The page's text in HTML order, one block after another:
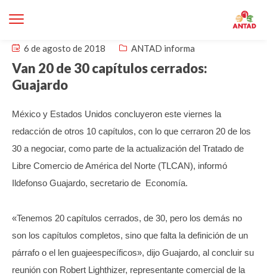
6 de agosto de 2018 ANTAD informa
Van 20 de 30 capítulos cerrados:
Guajardo
México y Estados Unidos concluyeron este viernes la
redacción de otros 10 capítulos, con lo que cerraron 20 de los
30 a negociar, como parte de la actualización del Tratado de
Libre Comercio de América del Norte (TLCAN), informó
Ildefonso Guajardo, secretario de Economía.
«Tenemos 20 capítulos cerrados, de 30, pero los demás no
son los capítulos completos, sino que falta la definición de un
párrafo o el len guajeespecíficos», dijo Guajardo, al concluir su
reunión con Robert Lighthizer, representante comercial de la